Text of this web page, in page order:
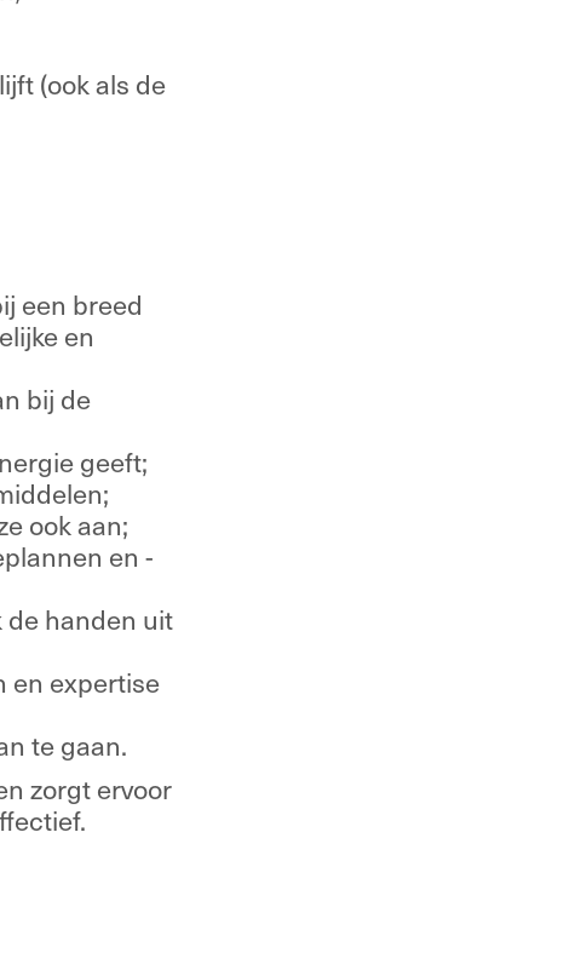
(ook als de
een breed
en
bij de
geeft;
ook aan;
en -
de handen uit
en expertise
te gaan.
zorgt ervoor